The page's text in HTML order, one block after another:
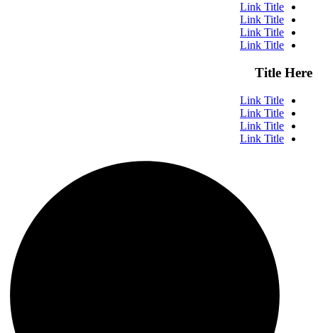
Link Title
Link Title
Link Title
Link Title
Title Here
Link Title
Link Title
Link Title
Link Title